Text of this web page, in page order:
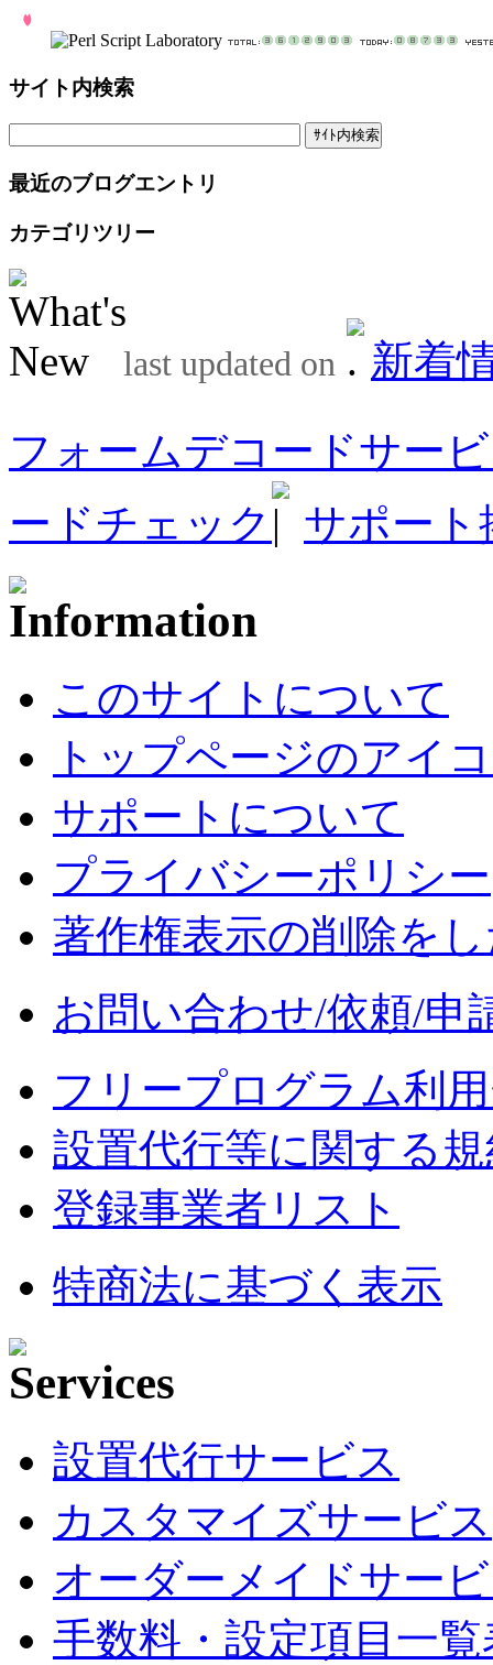
サイト内検索
最近のブログエントリ
カテゴリツリー
last updated on
新着
フォームデコードサー
ードチェック
サポート
このサイトについて
トップページのアイ
サポートについて
プライバシーポリシー
著作権表示の削除を
お問い合わせ/依頼/申
フリープログラム利
設置代行等に関する
登録事業者リスト
特商法に基づく表示
設置代行サービス
カスタマイズサービス
オーダーメイドサー
手数料・設定項目一覧